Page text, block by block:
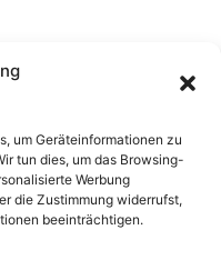
um Geräteinformationen zu
tun dies, um das Browsing-
Werbung
die Zustimmung widerrufst,
beeinträchtigen.